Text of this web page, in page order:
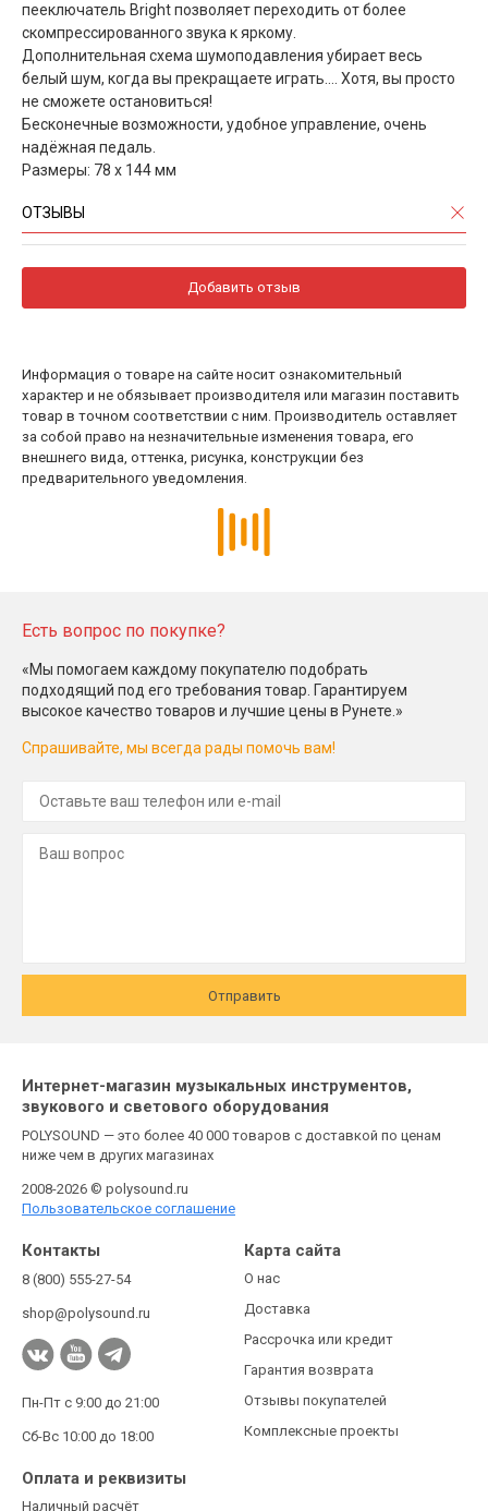
пееключатель Bright позволяет переходить от более
скомпрессированного звука к яркому.
Дополнительная схема шумоподавления убирает весь
белый шум, когда вы прекращаете играть…. Хотя, вы просто
не сможете остановиться!
Бесконечные возможности, удобное управление, очень
надёжная педаль.
Размеры: 78 х 144 мм
ОТЗЫВЫ
Добавить отзыв
Информация о товаре на сайте носит ознакомительный
характер и не обязывает производителя или магазин поставить
товар в точном соответствии с ним. Производитель оставляет
за собой право на незначительные изменения товара, его
внешнего вида, оттенка, рисунка, конструкции без
предварительного уведомления.
Есть вопрос по покупке?
«Мы помогаем каждому покупателю подобрать
подходящий под его требования товар. Гарантируем
высокое качество товаров и лучшие цены в Рунете.»
Спрашивайте, мы всегда рады помочь вам!
Отправить
Интернет-магазин музыкальных инструментов,
звукового и светового оборудования
POLYSOUND — это более 40 000 товаров с доставкой по ценам
ниже чем в других магазинах
2008-2026 © polysound.ru
Пользовательское соглашение
Контакты
8 (800) 555-27-54
shop@polysound.ru
Пн-Пт с 9:00 до 21:00
Сб-Вс 10:00 до 18:00
Карта сайта
О нас
Доставка
Рассрочка или кредит
Гарантия возврата
Отзывы покупателей
Комплексные проекты
Оплата и реквизиты
Наличный расчёт